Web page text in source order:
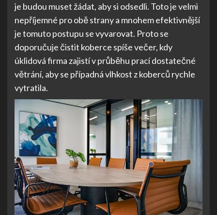
je budou muset žádat, aby si odsedli. Toto je velmi
nepříjemné pro obě strany a mnohem efektivnější
je tomuto postupu se vyvarovat. Proto se
doporučuje čistit koberce spíše večer, kdy
úklidová firma zajistí v průběhu prací dostatečné
větrání, aby se případná vlhkost z koberců rychle
vytratila.